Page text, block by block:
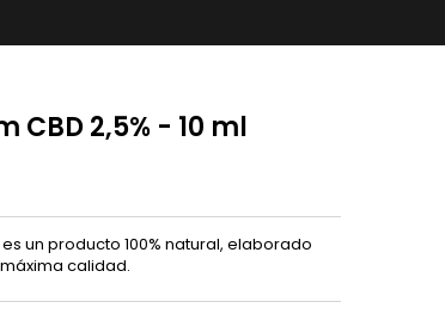
CBD 2,5% - 10 ml
un producto 100% natural, elaborado
calidad.